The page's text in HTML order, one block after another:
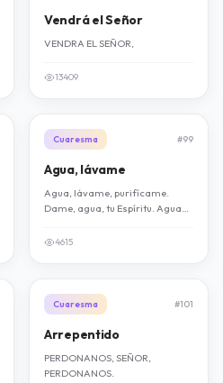
Vendrá el Señor
VENDRA EL SEÑOR,
13409
Cuaresma #99
Agua, lávame
Agua, lávame, purifícame.
Dame, agua, tu Espíritu. Agua
4615
Cuaresma #101
Arrepentido
PERDONANOS, SEÑOR,
PERDONANOS.